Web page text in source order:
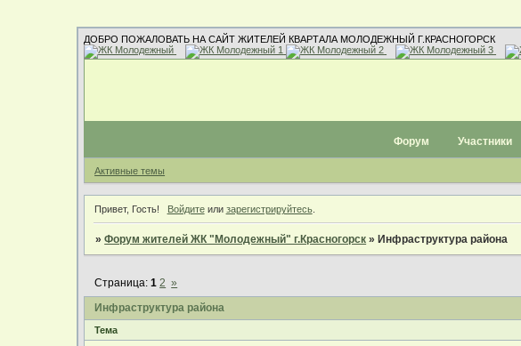
ДОБРО ПОЖАЛОВАТЬ НА САЙТ ЖИТЕЛЕЙ КВАРТАЛА МОЛОДЕЖНЫЙ Г.КРАСНОГОРСК
Форум Участники
Активные темы
Привет, Гость! Войдитеили зарегистрируйтесь.
»Форум жителей ЖК "Молодежный" г.Красногорск » Инфраструктура района
Инфраструктура района
Страница:1 2 »
Тема